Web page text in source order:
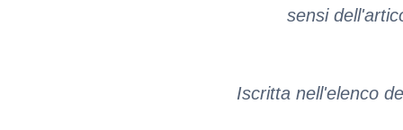
sensi
Iscritta nell'elenco